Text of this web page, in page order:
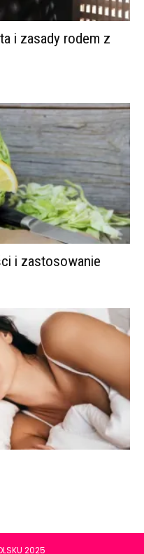
i zasady rodem z
i zastosowanie
2025